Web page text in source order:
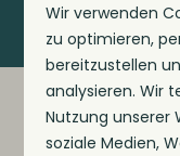
Wir verwenden
zu optimieren,
bereitzustellen
analysieren. Wir
Nutzung unserer
soziale Medien,